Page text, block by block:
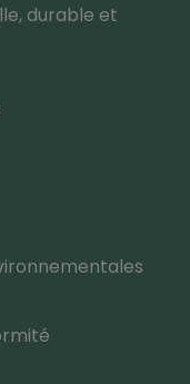
durable et